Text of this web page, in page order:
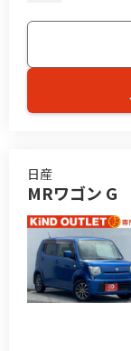
日産
MRワゴン G